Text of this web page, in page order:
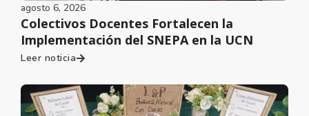
agosto 6, 2026
Colectivos Docentes Fortalecen la
Implementación del SNEPA en la UCN
Leer noticia